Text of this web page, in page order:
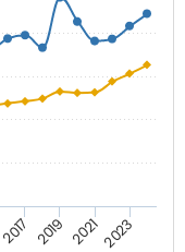
2017 2019 2021 2023